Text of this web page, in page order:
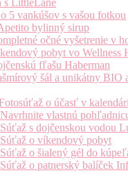
5 vankúšov s vašou fotkou
bylinný sirup
očné vyšetrenie v
pobyt vo Wellness
fľašu Haberman
šál a unikátny BIO
o účasť v kalendári
vlastnú
s dojčenskou vodou
o víkendový pobyt
o šialený gél do
o patnerský balíček